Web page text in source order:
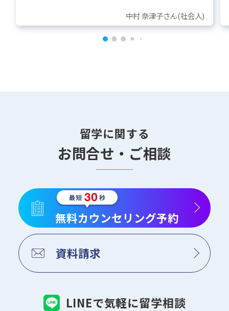
中村 奈津子さん(社会人)
留学に関する
お問合せ・ご相談
無料カウンセリング予約
資料請求
LINEで気軽に留学相談